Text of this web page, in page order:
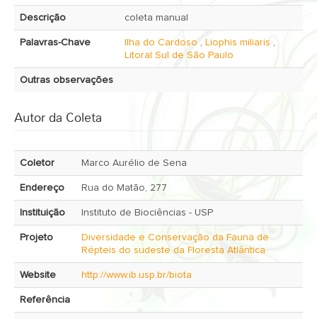
Estatísticas
Sobre o Sinbiota
Descrição coleta manual
Palavras-Chave Ilha do Cardoso , Liophis miliaris ,
Litoral Sul de São Paulo
Outras observações
Autor da Coleta
Coletor Marco Aurélio de Sena
Endereço Rua do Matão, 277
Instituição Instituto de Biociências - USP
Projeto
Diversidade e Conservação da Fauna de
Répteis do sudeste da Floresta Atlântica
Website http://www.ib.usp.br/biota
Referência